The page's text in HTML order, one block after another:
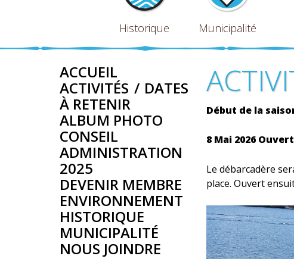
Historique Municipalité
ACCUEIL
ACTIVITÉS / DATES
À RETENIR
ALBUM PHOTO
CONSEIL
ADMINISTRATION
2025
DEVENIR MEMBRE
ENVIRONNEMENT
HISTORIQUE
MUNICIPALITÉ
NOUS JOINDRE
Début de la
8 Mai 2026
Le débarcadère
place. Ouvert